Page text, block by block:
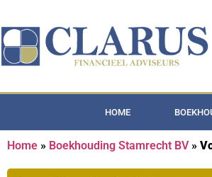
HOME
Home » Boekhouding Stamrecht BV»